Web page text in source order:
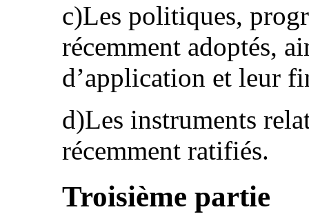
c)Les politiques,
récemment adoptés,
d’application et leur
d)Les instruments
récemment ratifiés.
Troisième partie